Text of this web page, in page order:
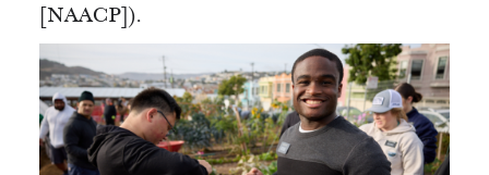
[NAACP]).